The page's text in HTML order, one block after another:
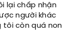
lại chấp nhận
người khác
tôi còn quá non